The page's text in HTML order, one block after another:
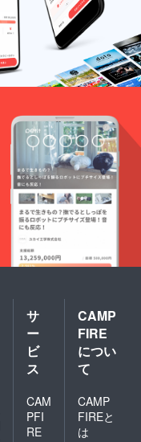
サ
ー
ビ
ス
CAM
PFI
RE
CAMP
FIRE
につい
て
CAMP
FIREと
は